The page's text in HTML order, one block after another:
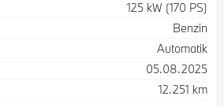
125 kW (170 PS)
Benzin
Automatik
05.08.2025
12.251 km